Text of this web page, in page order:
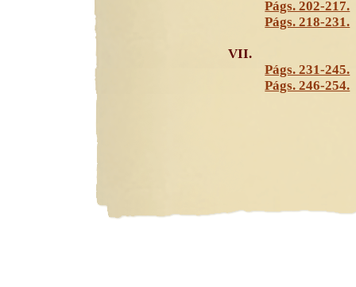
Págs. 202-217.
Págs. 218-231.
VII.
Págs. 231-245.
Págs. 246-254.